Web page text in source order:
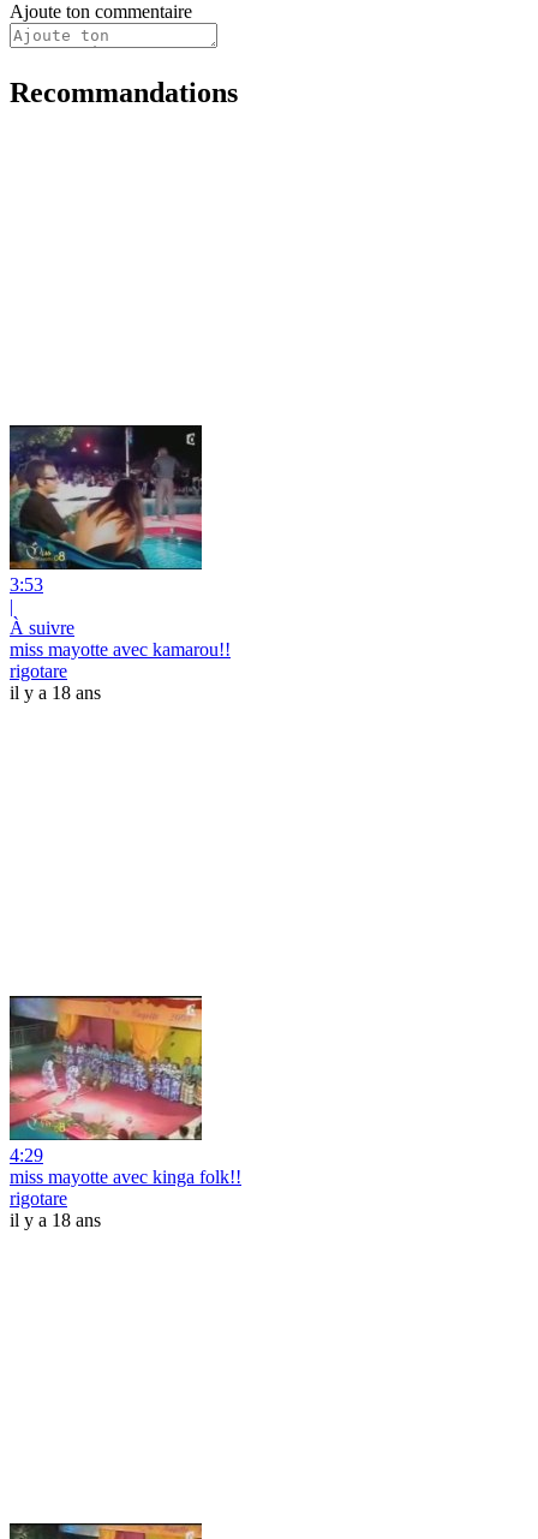
Ajoute ton commentaire
Recommandations
3:53
|
À suivre
miss mayotte avec kamarou!!
rigotare
il y a 18 ans
4:29
miss mayotte avec kinga folk!!
rigotare
il y a 18 ans